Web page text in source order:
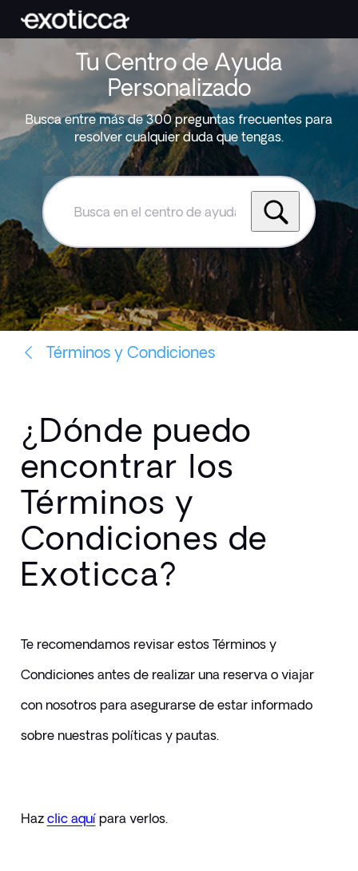
Tu Centro de Ayuda
Personalizado
Busca entre más de 300 preguntas frecuentes para
resolver cualquier duda que tengas.
Busca
el
centro
de
ayuda
de
Exoticca
Términos y Condiciones
¿Dónde puedo
encontrar los
Términos y
Condiciones de
Exoticca?
Te recomendamos revisar estos Términos y
Condiciones antes de realizar una reserva o viajar
con nosotros para asegurarse de estar informado
sobre nuestras políticas y pautas.
Haz clic aquí para verlos.